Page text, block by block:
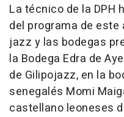
La técnico de la DPH
del programa de
jazz y las bodegas
la Bodega Edra de
de Gilipojazz, en la
senegalés Momi
castellano leoneses